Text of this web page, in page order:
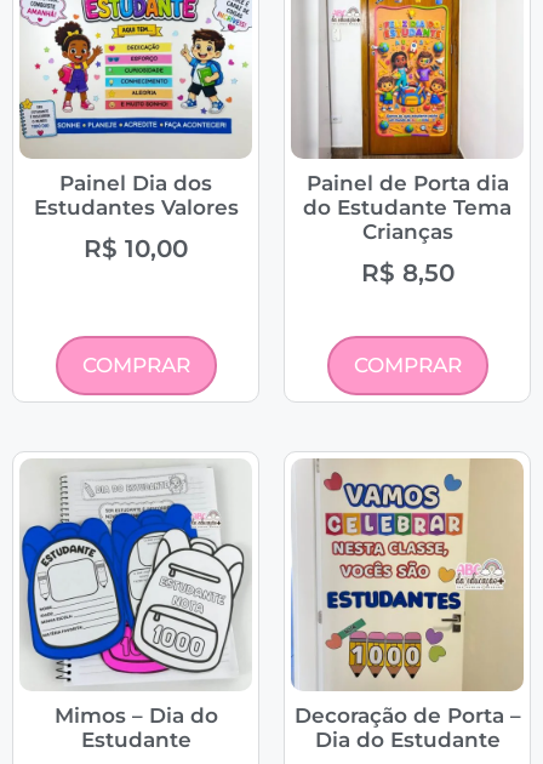
Painel Dia dos
Estudantes Valores
R$ 10,00
COMPRAR
Painel de Porta dia
do Estudante Tema
Crianças
R$ 8,50
COMPRAR
Mimos – Dia do
Estudante
Decoração de Porta –
Dia do Estudante